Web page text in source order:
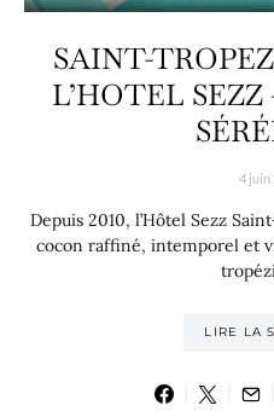
SAINT-
L’HOTEL
4 juin
Depuis 2010, l’Hôtel Sezz
cocon raffiné, intemporel et
LIRE LA